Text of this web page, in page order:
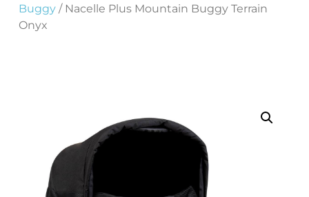
Buggy/ Nacelle Plus Mountain Buggy Terrain
Onyx